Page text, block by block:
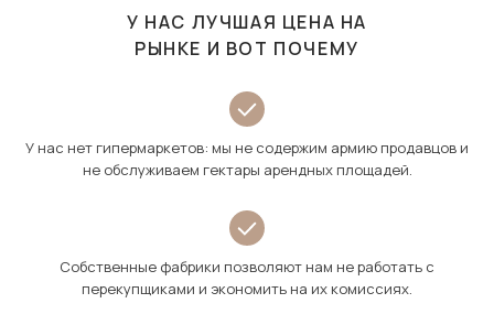
У НАС ЛУЧШАЯ ЦЕНА НА
РЫНКЕ И ВОТ ПОЧЕМУ
У нас нет гипермаркетов: мы не содержим армию продавцов и
не обслуживаем гектары арендных площадей.
Собственные фабрики позволяют нам не работать с
перекупщиками и экономить на их комиссиях.